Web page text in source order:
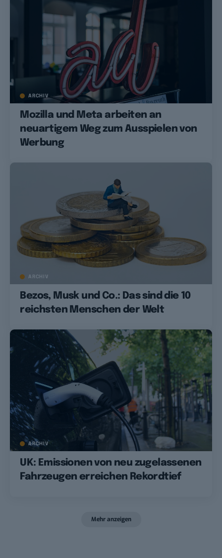
ARCHIV
Mozilla und Meta arbeiten an
neuartigem Weg zum Ausspielen von
Werbung
ARCHIV
Bezos, Musk und Co.: Das sind die 10
reichsten Menschen der Welt
ARCHIV
UK: Emissionen von neu zugelassenen
Fahrzeugen erreichen Rekordtief
Mehr anzeigen